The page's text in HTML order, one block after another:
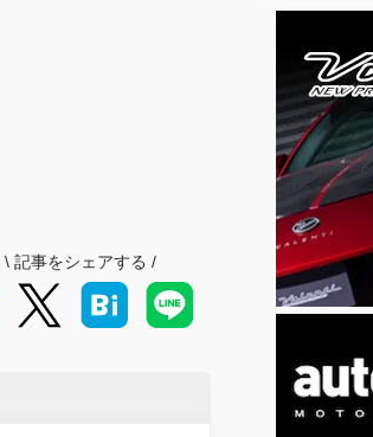
\ 記事をシェアする /